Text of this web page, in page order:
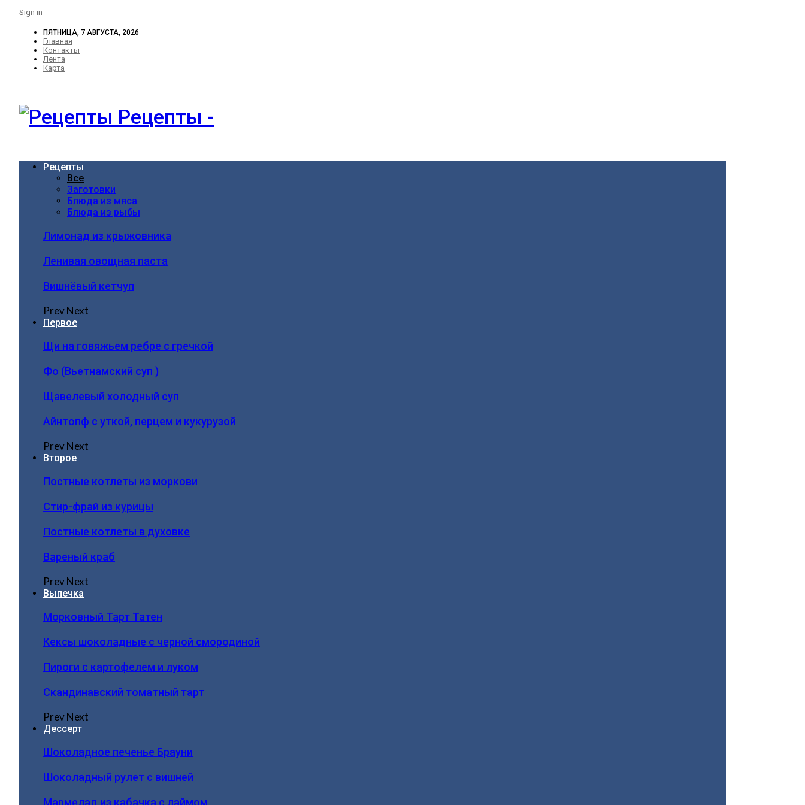
Sign in
ПЯТНИЦА, 7 АВГУСТА, 2026
Главная
Контакты
Лента
Карта
Рецепты -
Рецепты
Все
Заготовки
Блюда из мяса
Блюда из рыбы
Лимонад из крыжовника
Ленивая овощная паста
Вишнёвый кетчуп
PrevNext
Первое
Щи на говяжьем ребре с гречкой
Фо (Вьетнамский суп )
Щавелевый холодный суп
Айнтопф с уткой, перцем и кукурузой
PrevNext
Второе
Постные котлеты из моркови
Стир-фрай из курицы
Постные котлеты в духовке
Вареный краб
PrevNext
Выпечка
Морковный Тарт Татен
Кексы шоколадные с черной смородиной
Пироги c картофелем и луком
Скандинавский томатный тарт
PrevNext
Дессерт
Шоколадное печенье Брауни
Шоколадный рулет с вишней
Мармелад из кабачка с лаймом